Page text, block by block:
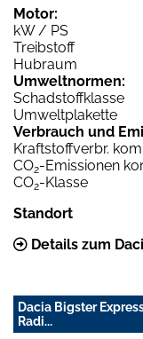
Motor:
kW / PS
Treibstoff
Hubraum
Umweltnormen:
Schadstoffklasse
Umweltplakette
Verbrauch und
Kraftstoffverbr.
CO2-Emissionen
CO2-Klasse
Standort
Details zum
Dacia Bigster
Radi...